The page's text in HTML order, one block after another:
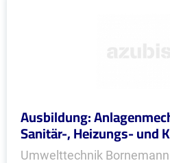
Ausbildung:
Sanitär-, Heizungs- und
Umwelttechnik